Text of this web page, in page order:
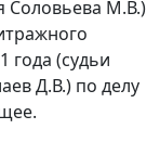
Соловьева М.В.)
года (судьи
Д.В.) по делу